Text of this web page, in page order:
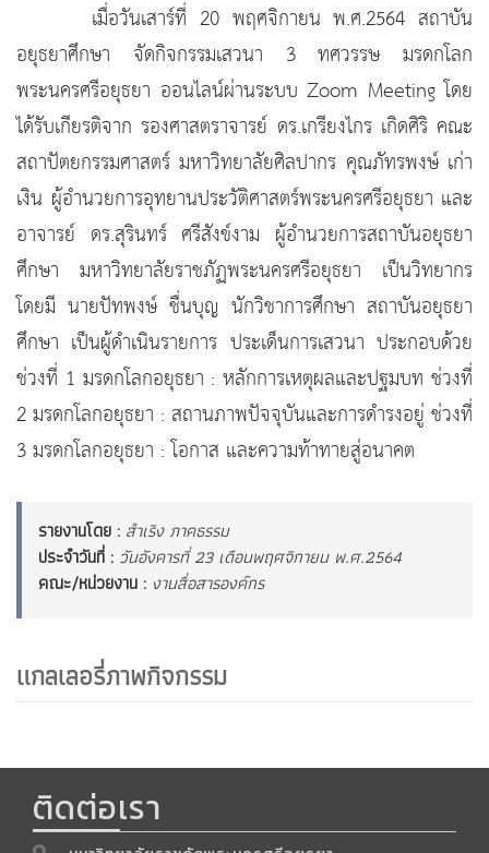
เมื่อวันเสาร์ที่ 20 พฤศจิกายน พ.ศ.2564 สถาบัน
อยุธยาศึกษา จัดกิจกรรมเสวนา 3 ทศวรรษ มรดกโลก
พระนครศรีอยุธยา ออนไลน์ผ่านระบบ Zoom Meeting โดย
ได้รับเกียรติจาก รองศาสตราจารย์ ดร.เกรียงไกร เกิดศิริ คณะ
สถาปัตยกรรมศาสตร์ มหาวิทยาลัยศิลปากร คุณภัทรพงษ์ เก่า
เงิน ผู้อำนวยการอุทยานประวัติศาสตร์พระนครศรีอยุธยา และ
อาจารย์ ดร.สุรินทร์ ศรีสังข์งาม ผู้อำนวยการสถาบันอยุธยา
ศึกษา มหาวิทยาลัยราชภัฏพระนครศรีอยุธยา เป็นวิทยากร
โดยมี นายปัทพงษ์ ชื่นบุญ นักวิชาการศึกษา สถาบันอยุธยา
ศึกษา เป็นผู้ดำเนินรายการ ประเด็นการเสวนา ประกอบด้วย
ช่วงที่ 1 มรดกโลกอยุธยา : หลักการเหตุผลและปฐมบท ช่วงที่
2 มรดกโลกอยุธยา : สถานภาพปัจจุบันและการดำรงอยู่ ช่วงที่
3 มรดกโลกอยุธยา : โอกาส และความท้าทายสู่อนาคต
รายงานโดย : สำเริง ภาคธรรม
ประจำวันที่ : วันอังคารที่ 23 เดือนพฤศจิกายน พ.ศ.2564
คณะ/หน่วยงาน : งานสื่อสารองค์กร
แกลเลอรี่ภาพกิจกรรม
ติดต่อเรา